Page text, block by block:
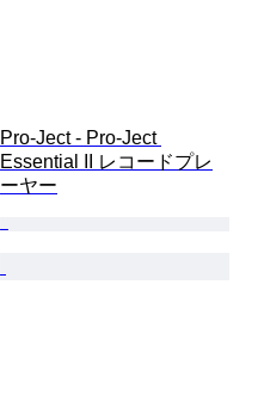
Pro-Ject - Pro-Ject
Essential II レコードプレ
ーヤー